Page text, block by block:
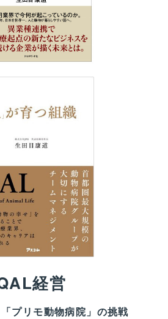
経営
「プリモ動物病院」の挑戦